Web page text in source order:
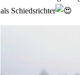
als Schiedsrichter